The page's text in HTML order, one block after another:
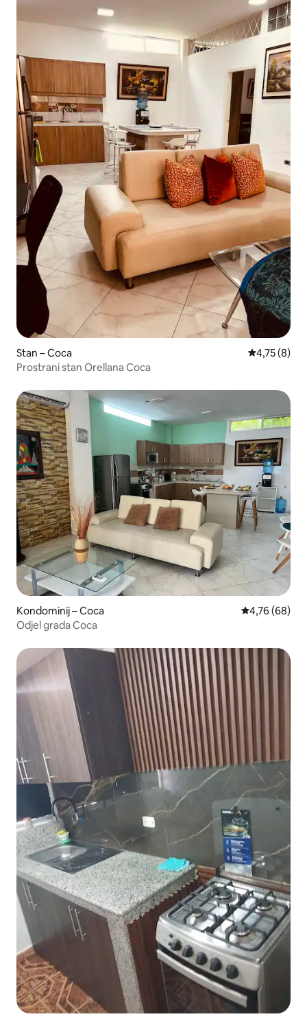
Stan – Coca Prosječna
4,75 (8)
Prostrani stan Orellana Coca
Kondominij – Coca Prosječna
4,76 (68)
Odjel grada Coca